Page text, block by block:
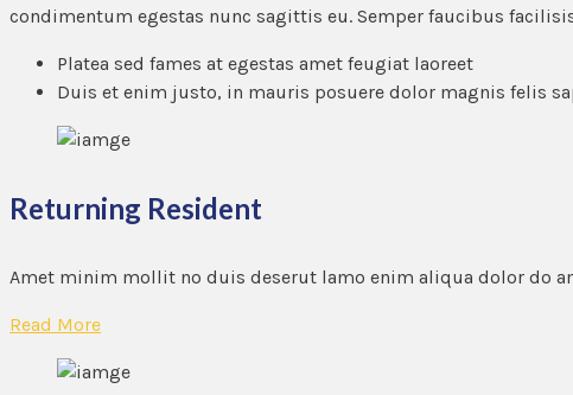
condimentum egestas nunc sagittis eu. Semper faucibus
Platea sed fames at egestas amet feugiat laoreet
Duis et enim justo, in mauris posuere dolor magnis felis
Returning Resident
Amet minim mollit no duis deserut lamo enim aliqua dolor do
Read More